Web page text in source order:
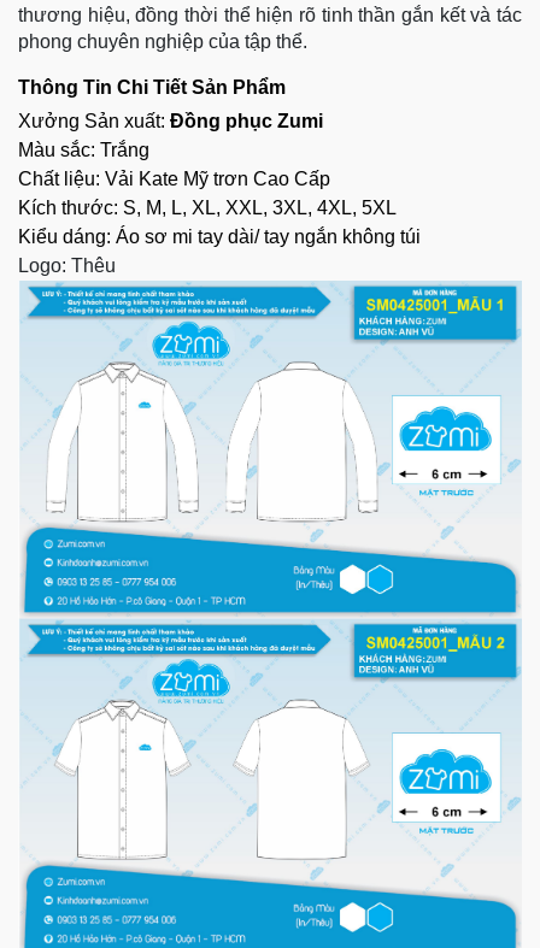
Lợi Ích Khi Sử Dụng Áo Sơ Mi Đồng Phục
5 Bước Bảo Quản Áo Sơ Mi Đồng Phục Đúng
Tại Sao Nên Chọn May Áo Sơ Mi Đồng Phục
Tại Zumi?
Áo Sơ Mi Công sở Đồng Phục Zumi
Áo sơ mi công sở đồng phục Zumi được sử dụng cho
đội ngũ lễ tân, các đơn vị tổ chức sự kiện hoặc những buổi
gặp mặt mang tính trang trọng. Kiểu dáng thanh lịch, dễ
phối và chỉn chu của áo sơ mi giúp nâng tầm nhận diện
thương hiệu, đồng thời thể hiện rõ tinh thần gắn kết và tác
phong chuyên nghiệp của tập thể.
Thông Tin Chi Tiết Sản Phẩm
Xưởng Sản xuất:Đồng phục Zumi
Màu sắc: Trắng
Chất liệu: Vải Kate Mỹ trơn Cao Cấp
Kích thước: S, M, L, XL, XXL, 3XL, 4XL, 5XL
Kiểu dáng: Áo sơ mi tay dài/ tay ngắn không túi
Logo: Thêu